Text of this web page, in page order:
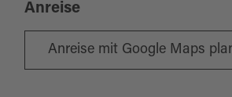
Anreise
Anreise mit Google Maps